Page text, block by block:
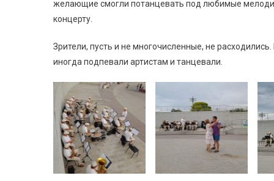
желающие смогли потанцевать под любимые
концерту.
Зрители, пусть и не многочисленные, не
иногда подпевали артистам и танцевали.